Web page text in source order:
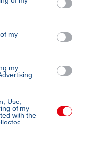
my
my
Use,
of my
with the
halt meg betegszállítás
feljelentést tett, a